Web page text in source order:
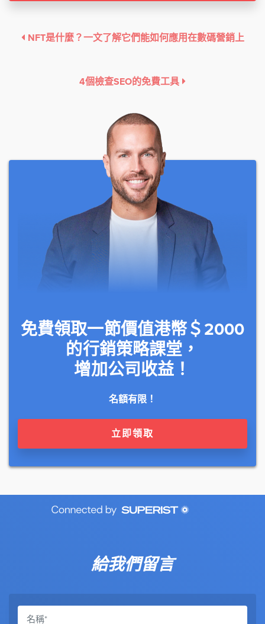
NFT是什麼？一文了解它們能如何應用在數碼營銷上
4個檢查SEO的免費工具
免費領取一節價值港幣＄2000
的行銷策略課堂，
增加公司收益！
名額有限！
立即領取
給我們留言